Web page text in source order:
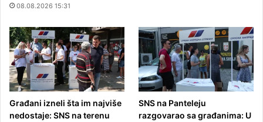
08.08.2026 15:31
Građani izneli šta im najviše
nedostaje: SNS na terenu
SNS na Panteleju
razgovarao sa građanima: U